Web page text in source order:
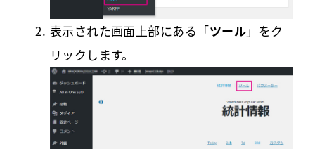
表示された画面上部にある「ツール」をク
リックします。